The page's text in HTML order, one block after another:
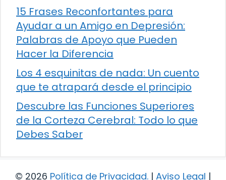
15 Frases Reconfortantes para
Ayudar a un Amigo en Depresión:
Palabras de Apoyo que Pueden
Hacer la Diferencia
Los 4 esquinitas de nada: Un cuento
que te atrapará desde el principio
Descubre las Funciones Superiores
de la Corteza Cerebral: Todo lo que
Debes Saber
© 2026 Política de Privacidad. | Aviso Legal |